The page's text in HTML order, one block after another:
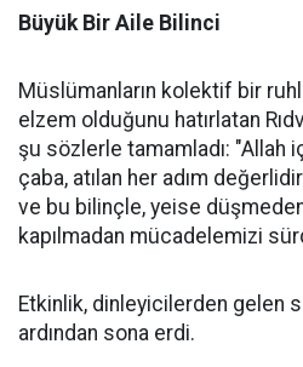
Büyük Bir Aile Bilinci
Müslümanların kolektif bir
elzem olduğunu hatırlatan
şu sözlerle tamamladı: "Allah
çaba, atılan her adım
ve bu bilinçle, yeise
kapılmadan mücadelemizi
Etkinlik, dinleyicilerden gelen
ardından sona erdi.